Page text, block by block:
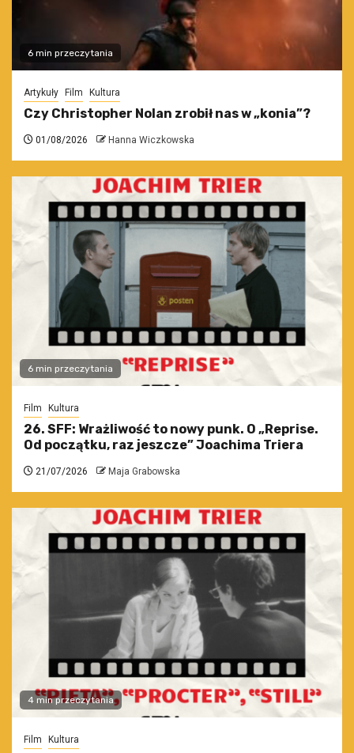
6 min przeczytania
Artykuły Film Kultura
Czy Christopher Nolan zrobił nas w „konia”?
01/08/2026 Hanna Wiczkowska
6 min przeczytania
Film Kultura
26. SFF: Wrażliwość to nowy punk. O „Reprise.
Od początku, raz jeszcze” Joachima Triera
21/07/2026 Maja Grabowska
4 min przeczytania
Film Kultura